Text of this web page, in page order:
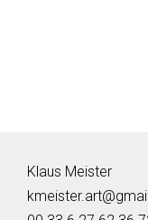
Klaus Meister